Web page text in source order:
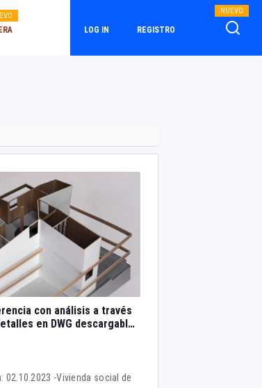
LOG IN REGISTRO
NUEVO
con análisis a través
en DWG descargables
02.10.2023 -Vivienda social de